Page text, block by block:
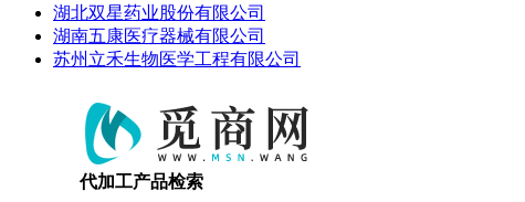
湖北双星药业股份有限公司
湖南五康医疗器械有限公司
苏州立禾生物医学工程有限公司
代加工产品检索